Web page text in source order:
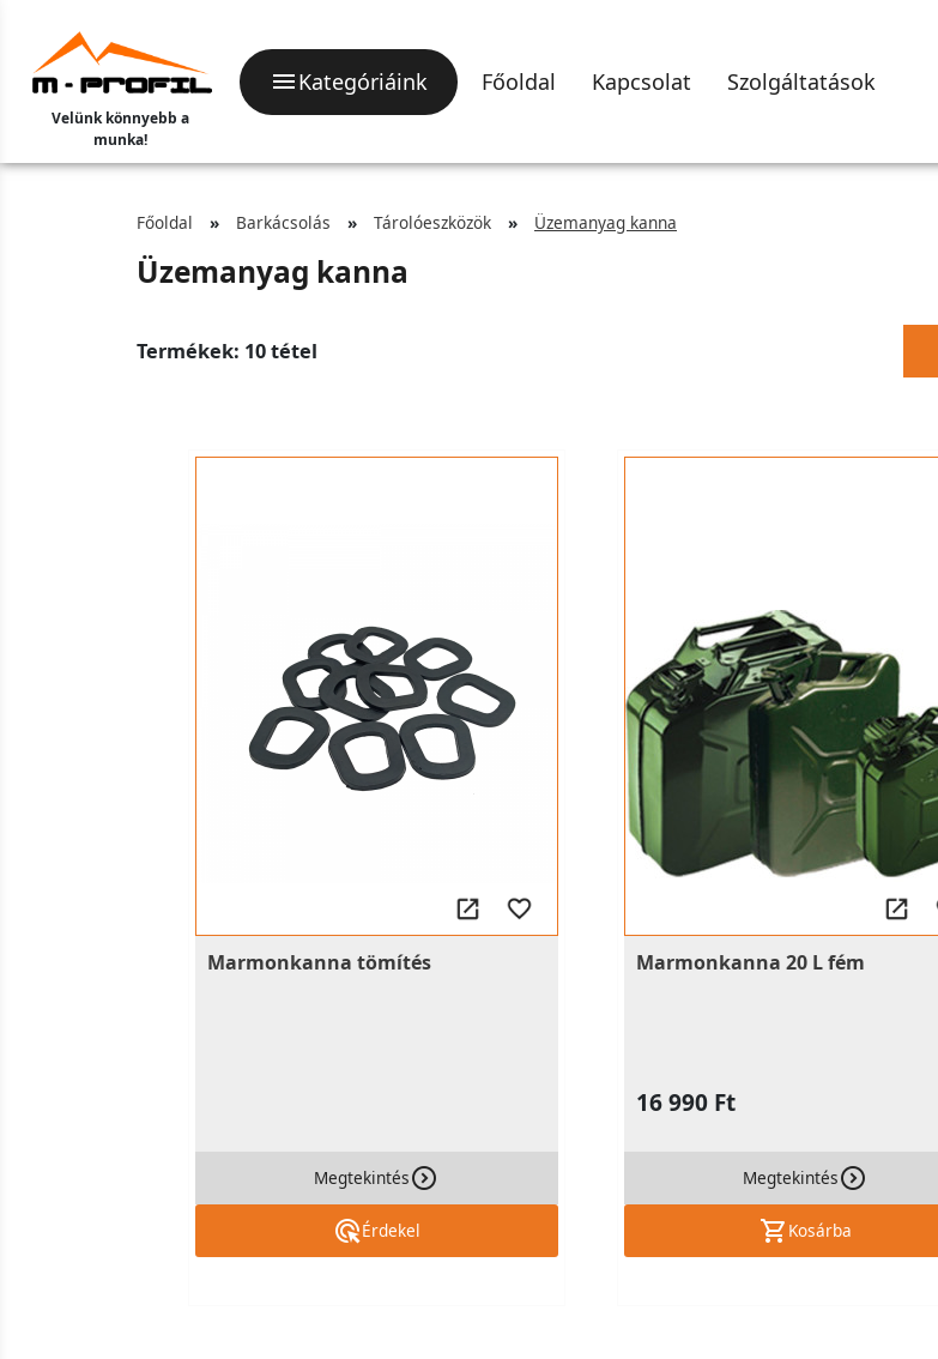
Velünk könnyebb a
munka!
Kategóriáink Főoldal Kapcsolat Szolgáltatások
Főoldal Barkácsolás Tárolóeszközök Üzemanyag kanna
Üzemanyag kanna
Termékek: 10 tétel
Marmonkanna tömítés
Megtekintés
Érdekel
Marmonkanna 20 L fém
16 990 Ft
Megtekintés
Kosárba